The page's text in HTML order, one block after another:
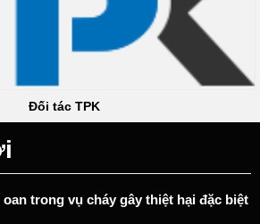
Đối tác TPK
oan trong vụ cháy gây thiệt hại đặc biệt